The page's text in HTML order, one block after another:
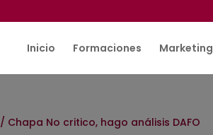
Inicio Formaciones Marketing
/ Chapa No critico, hago análisis DAFO